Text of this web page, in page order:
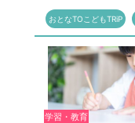
おとなTOこどもTRiP
学習・教育